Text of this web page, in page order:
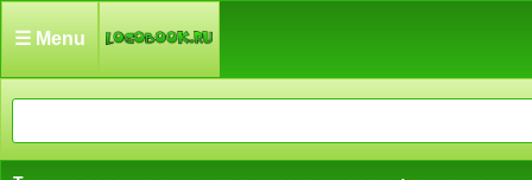
☰ Menu